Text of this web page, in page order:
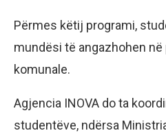
Përmes këtij programi,
mundësi të angazhohen
komunale.
Agjencia INOVA do ta
studentëve, ndërsa